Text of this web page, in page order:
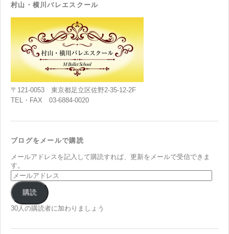
村山・横川バレエスクール
〒121-0053 東京都足立区佐野2-35-12-2F
TEL・FAX 03-6884-0020
ブログをメールで購読
メールアドレスを記入して購読すれば、更新をメールで受信できま
す。
メ
ー
ル
ア
ド
購読
30人の購読者に加わりましょう